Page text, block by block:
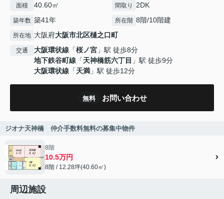
面積 40.60㎡ 間取り 2DK
築年数 築41年 所在階 8階/10階建
所在地 大阪府大阪市北区樋之口町
交通 大阪環状線 「桜ノ宮 」駅 徒歩8分
地下鉄谷町線 「天神橋筋六丁目 」駅 徒歩9分
大阪環状線 「天満 」駅 徒歩12分
無料 お問い合わせ
ジオナ天神橋 仲介手数料無料の募集中物件
8階
10.5万円
8階 / 12.28坪(40.60㎡)
周辺施設